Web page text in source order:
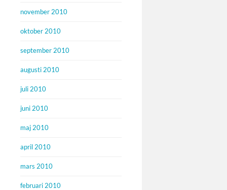
november 2010
oktober 2010
september 2010
augusti 2010
juli 2010
juni 2010
maj 2010
april 2010
mars 2010
februari 2010